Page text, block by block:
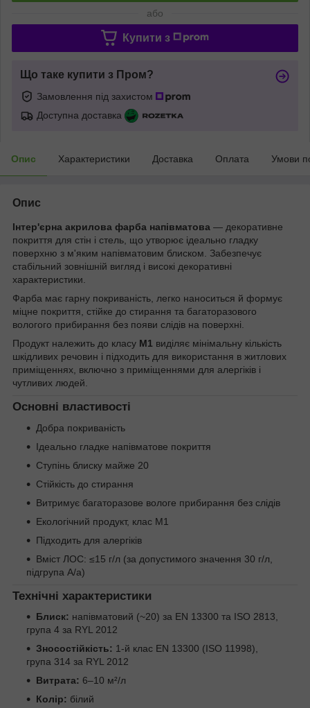
або
Купити з
Що таке купити з Пром?
Замовлення під захистом
Доступна доставка
Опис Характеристики Доставка Оплата Умови
Опис
Інтер'єрна акрилова фарба напівматова — декоративне
покриття для стін і стель, що утворює ідеально гладку
поверхню з м'яким напівматовим блиском. Забезпечує
стабільний зовнішній вигляд і високі декоративні
характеристики.
Фарба має гарну покриваність, легко наноситься й формує
міцне покриття, стійке до стирання та багаторазового
вологого прибирання без появи слідів на поверхні.
Продукт належить до класу М1 виділяє мінімальну кількість
шкідливих речовин і підходить для використання в житлових
приміщеннях, включно з приміщеннями для алергіків і
чутливих людей.
Основні властивості
Добра покриваність
Ідеально гладке напівматове покриття
Ступінь блиску майже 20
Стійкість до стирання
Витримує багаторазове вологе прибирання без слідів
Екологічний продукт, клас М1
Підходить для алергіків
Вміст ЛОС: ≤15 г/л (за допустимого значення 30 г/л,
підгрупа A/a)
Технічні характеристики
Блиск: напівматовий (~20) за EN 13300 та ISO 2813,
група 4 за RYL 2012
Зносостійкість: 1-й клас EN 13300 (ISO 11998),
група 314 за RYL 2012
Витрата: 6–10 м²/л
Колір: білий